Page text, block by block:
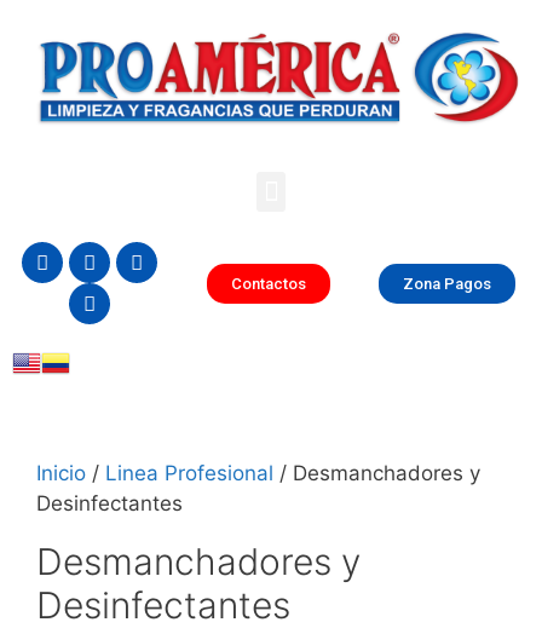
Contactos Zona Pagos
Inicio / Linea Profesional / Desmanchadores y
Desinfectantes
Desmanchadores y
Desinfectantes